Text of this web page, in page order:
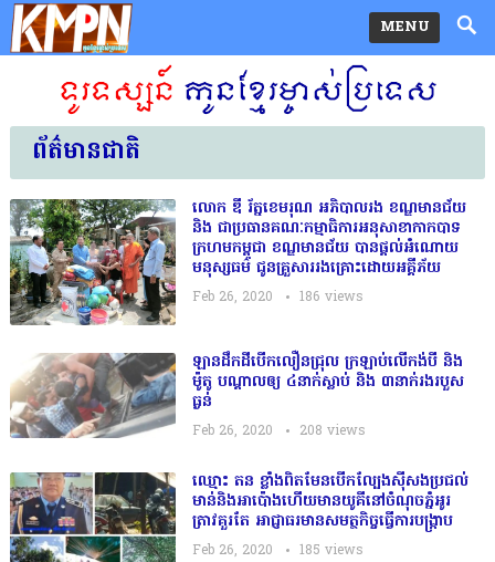
MENU
ព័ត៌មានជាតិ
លោក ឌី រ័ត្នខេមរុណ អភិបាលរង ខណ្ឌមានជ័យ
និង ជាប្រធានគណៈកម្មាធិការអនុសាខាកាកបាទ
ក្រហមកម្ពុជា ខណ្ឌមានជ័យ បានផ្តល់អំណោយ
មនុស្សធម៌ ជូនគ្រួសារ​រងគ្រោះដោយអគ្គីភ័យ
Feb 26, 2020 186 views
ឡាន​ដឹក​ដី​បើក​លឿន​ជ្រុល ក្រឡាប់​លើ​កង់បី និង​
ម៉ូតូ បណ្តាល​ឲ្យ ៤​នាក់​ស្លាប់ និង ៣នាក់រងរបួស
ធ្ងន់
Feb 26, 2020 208 views
ឈ្មោះ តន ខ្លាំងពិតមែនបើកល្បែងសុីសងប្រជល់
មាន់និងអាប៉ោងហើយមានយូគីនៅចំណុចភ្នំអូរ
ត្រាវគួរតែ អាជ្ញាធរមានសមត្ថកិច្ចធ្វើការបង្រ្កាប
Feb 26, 2020 185 views